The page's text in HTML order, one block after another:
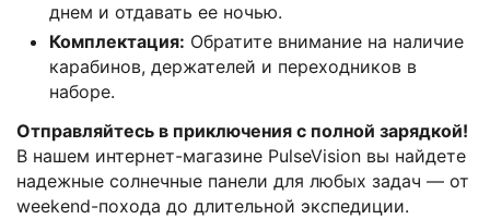
днем и отдавать ее ночью.
Комплектация: Обратите внимание на наличие
карабинов, держателей и переходников в
наборе.
Отправляйтесь в приключения с полной зарядкой!
В нашем интернет-магазине PulseVision вы найдете
надежные солнечные панели для любых задач — от
weekend-похода до длительной экспедиции.